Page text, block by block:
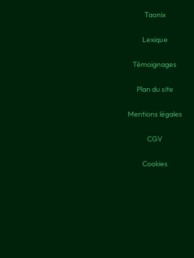
Taonix
Lexique
Témoignages
Plan du site
Mentions légales
CGV
Cookies